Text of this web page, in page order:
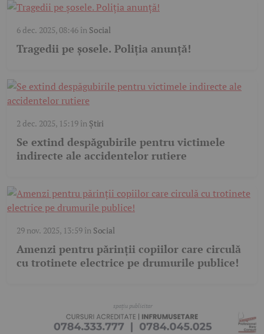
6 dec. 2025, 08:46în Social
Tragedii pe șosele. Poliția anunță!
2 dec. 2025, 15:19în Știri
Se extind despăgubirile pentru victimele
indirecte ale accidentelor rutiere
29 nov. 2025, 13:59în Social
Amenzi pentru părinții copiilor care circulă
cu trotinete electrice pe drumurile publice!